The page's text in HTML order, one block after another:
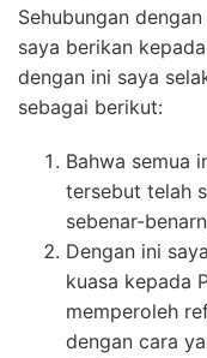
Sehubungan
saya berikan
dengan ini saya
sebagai berikut:
Bahwa semua
tersebut telah
sebenar-
Dengan ini
kuasa kepada
memperoleh
dengan cara